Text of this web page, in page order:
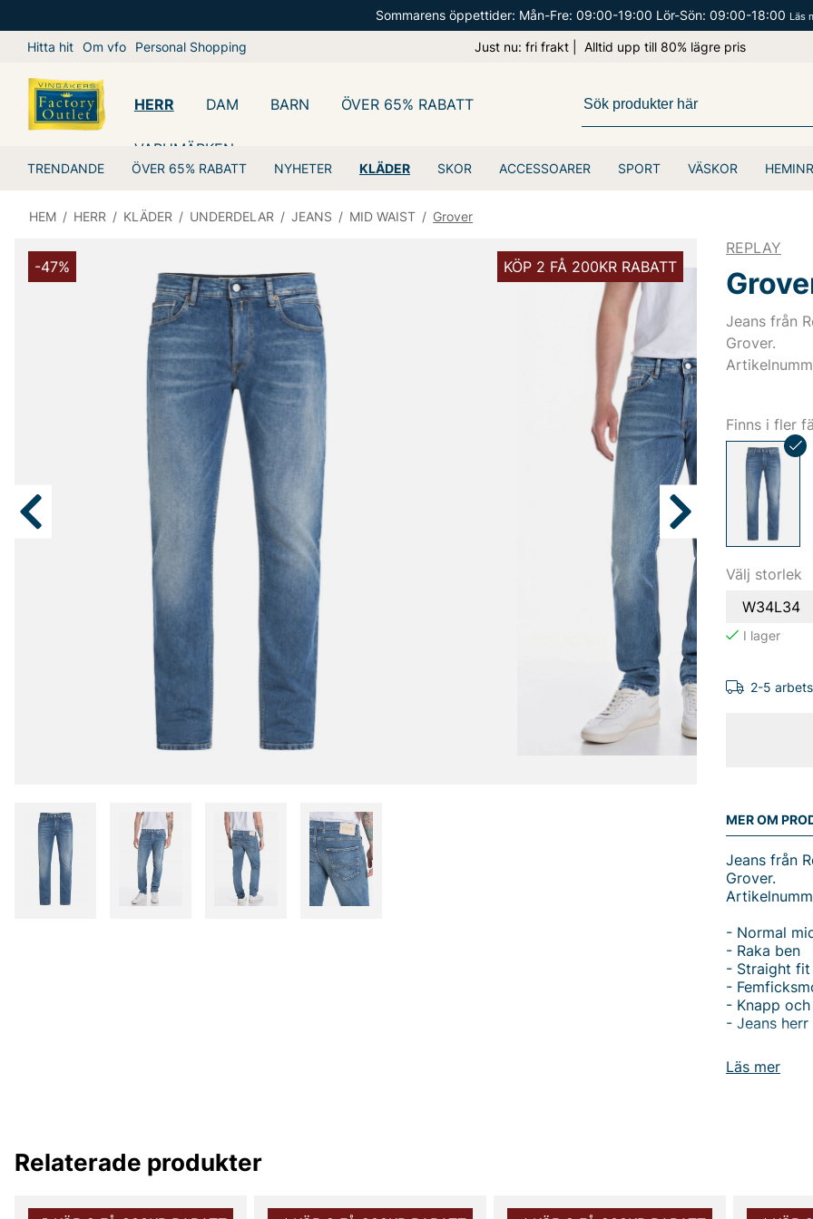
Sommarens öppettider: Mån-Fre: 09:00-19:00 Lör-Sön: 09:00-18:00 Läs
Hitta hit Om vfo Personal Shopping Just nu: fri frakt | Alltid upp till 80% lägre pris
HERR
TRENDANDE ÖVER 65% RABATT NYHETER KLÄDER SKOR ACCESSOARER SPORT VÄSKOR
DAM BARN ÖVER 65% RABATT
VARUMÄRKEN
HEM / HERR / KLÄDER / UNDERDELAR / JEANS / MID WAIST / Grover
-47% KÖP 2 FÅ 200KR RABATT
REPLAY
Jeans från
Grover.
Finns i fler
Välj storlek
W34L34
2-5
MER OM
Läs mer
Jeans från
Grover.
- Normal
- Raka ben
- Straight fit
-
- Knapp
- Jeans herr
Upptäck
kombinerar
Tillverkade
Relaterade produkter